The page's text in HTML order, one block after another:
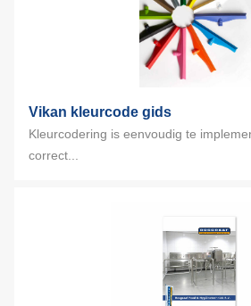
Vikan kleurcode gids
Kleurcodering is eenvoudig te
correct...